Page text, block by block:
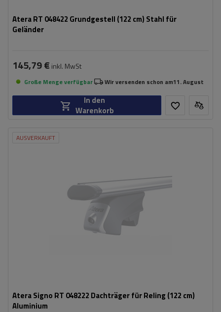
Atera RT 048422 Grundgestell (122 cm) Stahl für
Geländer
145,79 € inkl. MwSt
Große Menge verfügbar Wir versenden schon am11. August
In den
Warenkorb
AUSVERKAUFT
Atera Signo RT 048222 Dachträger für Reling (122 cm)
Aluminium